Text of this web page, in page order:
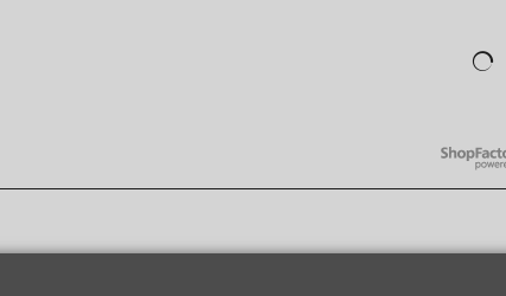
WebShop
ShopFactory